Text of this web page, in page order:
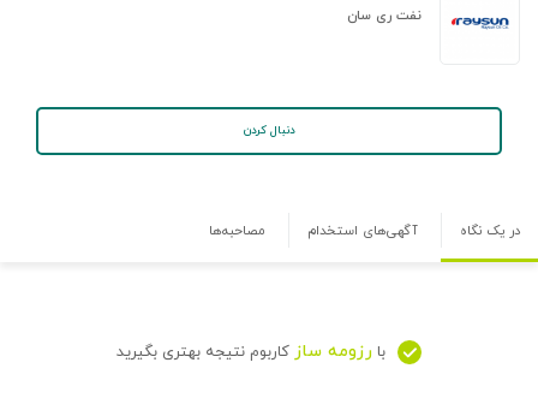
نفت ری سان
دنبال کردن
در یک نگاه آگهی‌های استخدام مصاحبه‌ها
با رزومه ساز کاربوم نتیجه بهتری بگیرید